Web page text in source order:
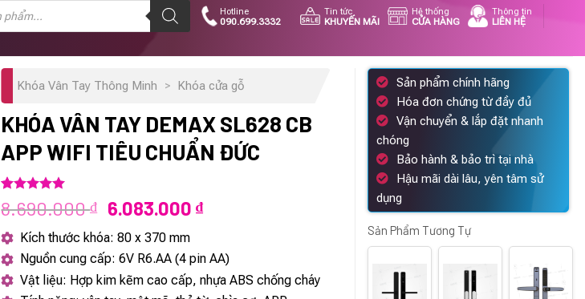
Hotline
090.699.3332
Tin tức
KHUYẾN MÃI
Hệ thống
CỬA HÀNG
Thông tin
LIÊN HỆ
Khóa Vân Tay Thông Minh > Khóa cửa gỗ
KHÓA VÂN TAY DEMAX SL628 CB
APP WIFI TIÊU CHUẨN ĐỨC
5.00trên 5
dựa trên
1
8.690.000₫
Giá
gốc
là:
8.690.000 ₫.
6.083.000 ₫Giá
là:
6.083.000 ₫.
Kích thước khóa: 80 x 370 mm
Nguồn cung cấp: 6V R6.AA (4 pin AA)
Vật liệu: Hợp kim kẽm cao cấp, nhựa ABS chống cháy
Sản phẩm chính hãng
Hóa đơn chứng từ đầy đủ
Vận chuyển & lắp đặt nhanh
chóng
Bảo hành & bảo trì tại nhà
Hậu mãi dài lâu, yên tâm sử
dụng
Sản Phẩm Tương Tự